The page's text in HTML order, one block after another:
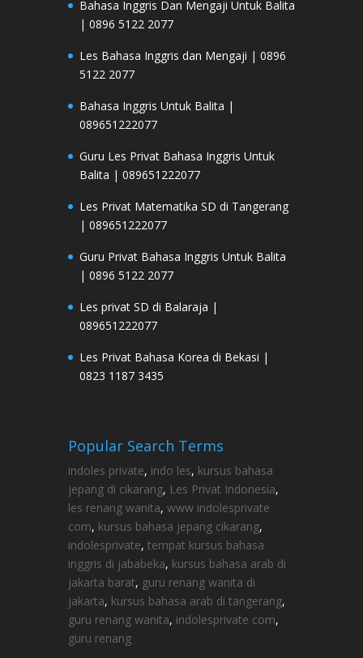
Bahasa Inggris Dan Mengaji Untuk Balita
| 0896 5122 2077
Les Bahasa Inggris dan Mengaji | 0896
5122 2077
Bahasa Inggris Untuk Balita |
089651222077
Guru Les Privat Bahasa Inggris Untuk
Balita | 089651222077
Les Privat Matematika SD di Tangerang
| 089651222077
Guru Privat Bahasa Inggris Untuk Balita
| 0896 5122 2077
Les privat SD di Balaraja |
089651222077
Les Privat Bahasa Korea di Bekasi |
0823 1187 3435
Popular Search Terms
indoles private, indo les, kursus bahasa
jepang di cikarang, Les Privat Indonesia,
les renang wanita, www indolesprivate
com, kursus bahasa jepang cikarang,
indolesprivate, tempat kursus bahasa
inggris di jababeka, kursus bahasa arab di
jakarta barat, guru renang wanita di
jakarta, kursus bahasa arab di tangerang,
guru renang wanita, indolesprivate com,
guru renang